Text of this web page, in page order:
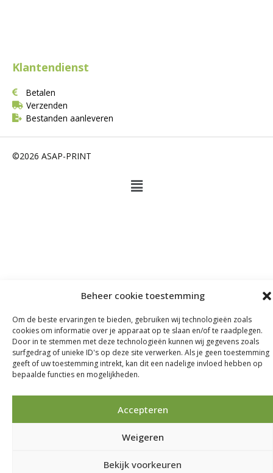
Beheer cookie toestemming
Om de beste ervaringen te bieden, gebruiken wij technologieën zoals
cookies om informatie over je apparaat op te slaan en/of te raadplegen.
Door in te stemmen met deze technologieën kunnen wij gegevens zoals
surfgedrag of unieke ID's op deze site verwerken. Als je geen toestemming
geeft of uw toestemming intrekt, kan dit een nadelige invloed hebben op
bepaalde functies en mogelijkheden.
Accepteren
Weigeren
Bekijk voorkeuren
Klantendienst
Betalen
Verzenden
Bestanden aanleveren
©2026 ASAP-PRINT